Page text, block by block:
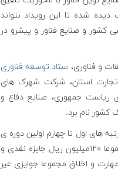
دیده شده تا این رویداد بتواند
کشور و صنایع فناور و پیشرو در
و فناوری، ستاد توسعه فناوری
استان، شرکت شهرک های
ریاست جمهوری، صنایع دفاع و
کشور نام برد.
های اول تا چهارم اولین دوره ی
مسابقات جام ملی سرعت پهپاد ها را کسب نمایند مجموعا ۱۲۰میلیون ریال جایزه نقدی و
و اخلاق مجموعا جوایزی غیر